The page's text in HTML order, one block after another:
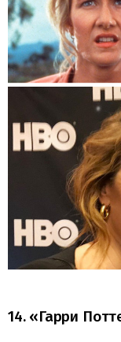
14. «Гарри